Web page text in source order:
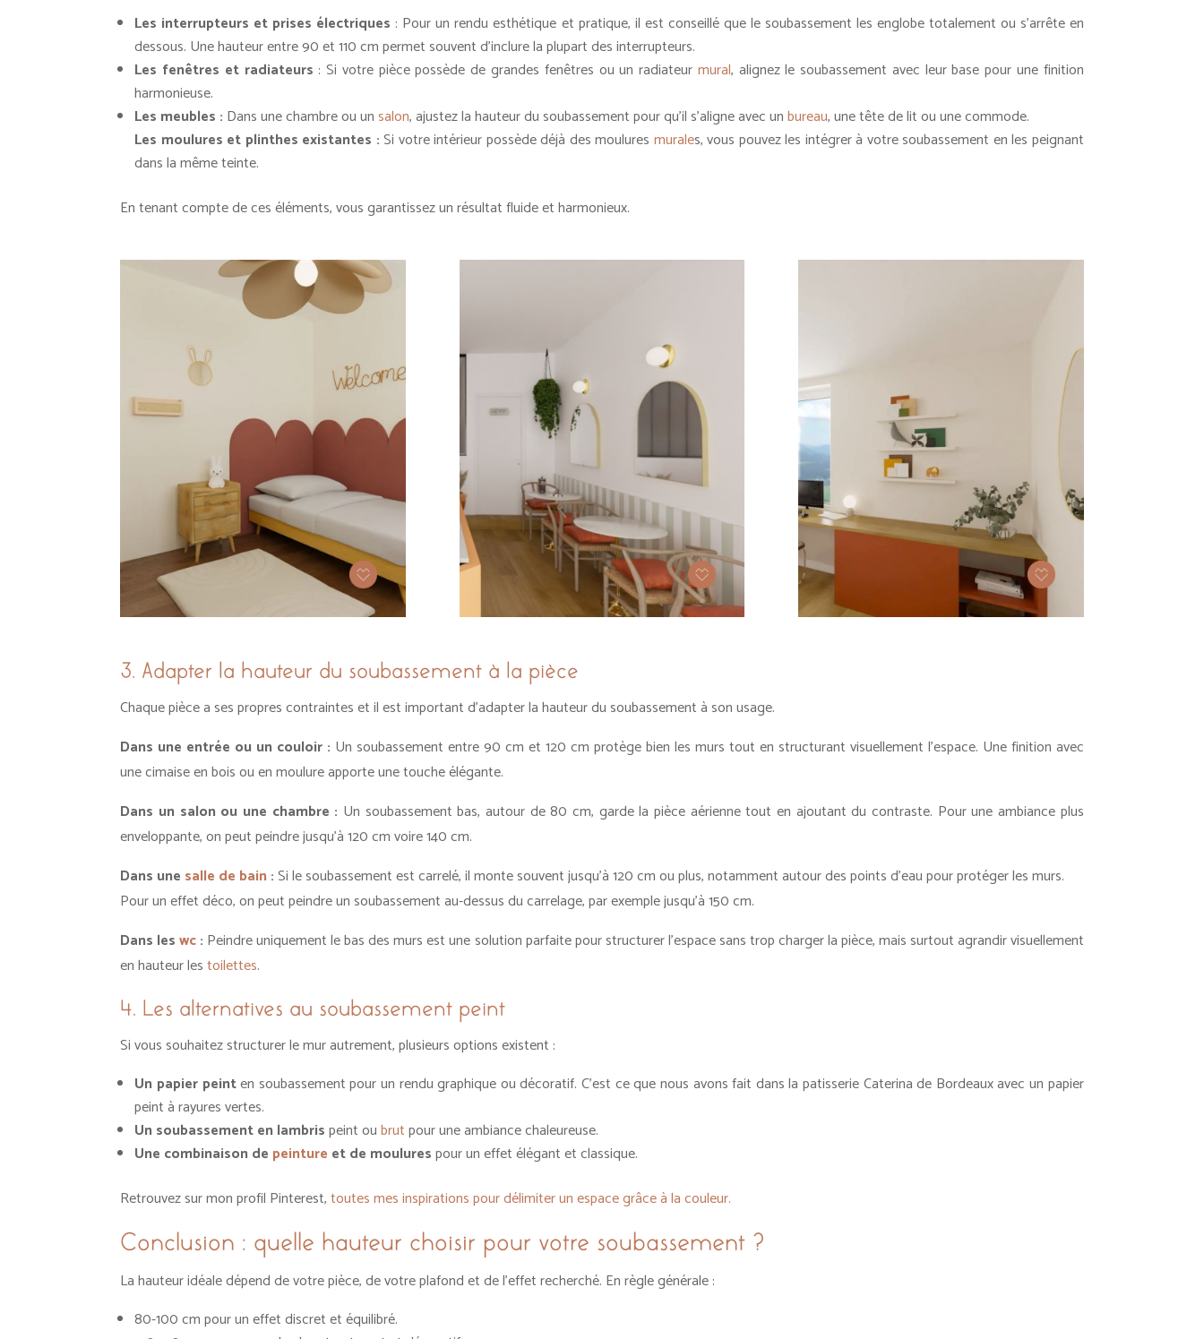
Les interrupteurs et prises électriques : Pour un rendu esthétique et pratique, il est conseillé que le soubassement les englobe totalement ou s’arrête en
dessous. Une hauteur entre 90 et 110 cm permet souvent d’inclure la plupart des interrupteurs.
Les fenêtres et radiateurs : Si votre pièce possède de grandes fenêtres ou un radiateur mural, alignez le soubassement avec leur base pour une finition
harmonieuse.
Les meubles : Dans une chambre ou unsalon, ajustez la hauteur du soubassement pour qu’il s’aligne avec unbureau, une tête de lit ou une commode.
Les moulures et plinthes existantes :Si votre intérieur possède déjà des moulures murales, vous pouvez les intégrer à votre soubassement en les peignant
dans la même teinte.
En tenant compte de ces éléments, vous garantissez un résultat fluide et harmonieux.
3. Adapter la hauteur du soubassement à la pièce
Chaque pièce a ses propres contraintes et il est important d’adapter la hauteur du soubassement à son usage.
Dans une entrée ou un couloir : Un soubassement entre 90 cm et 120 cm protège bien les murs tout en structurant visuellement l’espace. Une finition avec
une cimaise en bois ou en moulure apporte une touche élégante.
Dans un salon ou une chambre : Un soubassement bas, autour de 80 cm, garde la pièce aérienne tout en ajoutant du contraste. Pour une ambiance plus
enveloppante, on peut peindre jusqu’à 120 cm voire 140 cm.
Dans une salle de bain :Si le soubassement est carrelé, il monte souvent jusqu’à 120 cm ou plus, notamment autour des points d’eau pour protéger les murs.
Pour un effet déco, on peut peindre un soubassement au-dessus du carrelage, par exemple jusqu’à 150 cm.
Dans leswc: Peindre uniquement le bas des murs est une solution parfaite pour structurer l’espace sans trop charger la pièce, mais surtout agrandir visuellement
en hauteur lestoilettes.
4. Les alternatives au soubassement peint
Si vous souhaitez structurer le mur autrement, plusieurs options existent :
Un papier peinten soubassement pour un rendu graphique ou décoratif. C’est ce que nous avons fait dans la patisserie Caterina de Bordeaux avec un papier
peint à rayures vertes.
Un soubassement en lambrispeint oubrutpour une ambiance chaleureuse.
Une combinaison de peinture et de moulurespour un effet élégant et classique.
Retrouvez sur mon profil Pinterest,toutes mes inspirations pour délimiter un espace grâce à la couleur.
Conclusion : quelle hauteur choisir pour votre soubassement ?
La hauteur idéale dépend de votre pièce, de votre plafond et de l’effet recherché. En règle générale :
80-100 cm pour un effet discret et équilibré.